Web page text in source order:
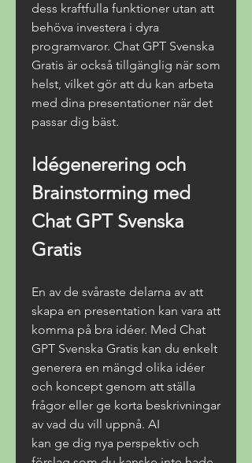
dess kraftfulla funktioner utan att
behöva investera i dyra
programvaror. Chat GPT Svenska
Gratis är också tillgänglig när som
helst, vilket gör att du kan arbeta
med dina presentationer när det
passar dig bäst.
Idégenerering och
Brainstorming med
Chat GPT Svenska
Gratis
En av de svåraste delarna av att
skapa en presentation kan vara att
komma på bra idéer. Med Chat
GPT Svenska Gratis kan du enkelt
generera en mängd olika idéer
och koncept genom att ställa
frågor eller ge korta beskrivningar
av vad du vill uppnå. AI
kan ge dig nya perspektiv och